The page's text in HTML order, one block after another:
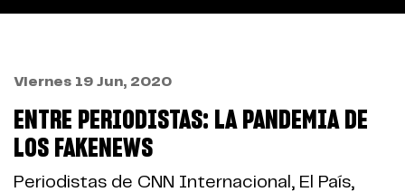
Viernes 19 Jun, 2020
ENTRE PERIODISTAS: LA PANDEMIA DE
LOS FAKENEWS
Periodistas de CNN Internacional, El País,